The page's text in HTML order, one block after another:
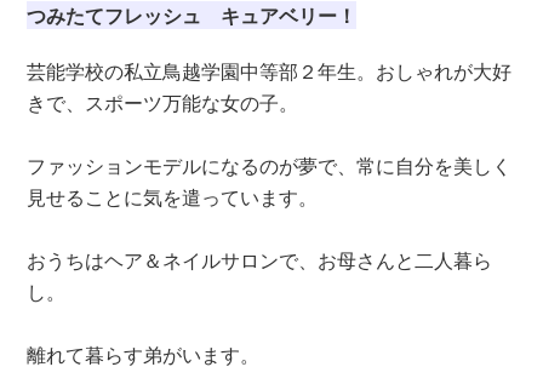
つみたてフレッシュ キュアベリー！
芸能学校の私立鳥越学園中等部２年生。おしゃれが大好
きで、スポーツ万能な女の子。
ファッションモデルになるのが夢で、常に自分を美しく
見せることに気を遣っています。
おうちはヘア＆ネイルサロンで、お母さんと二人暮ら
し。
離れて暮らす弟がいます。